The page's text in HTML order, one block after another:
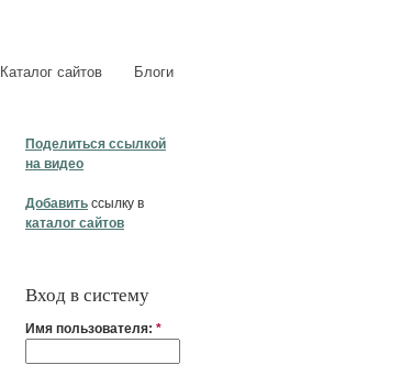
Каталог сайтов Блоги
Поделиться ссылкой
на видео
Добавить ссылку в
каталог сайтов
Вход в систему
Имя пользователя: *